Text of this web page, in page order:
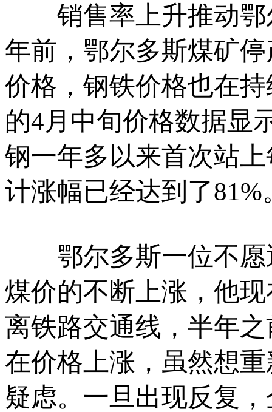
销售率上升推动鄂
年前，鄂尔多斯煤矿
价格，钢铁价格也在
的4月中旬价格数据显
钢一年多以来首次站
计涨幅已经达到了81%
鄂尔多斯一位不愿
煤价的不断上涨，他
离铁路交通线，半年
在价格上涨，虽然想
疑虑。一旦出现反复